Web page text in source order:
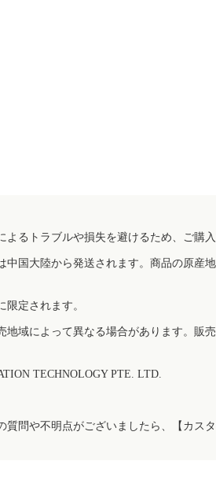
るトラブルや損失を避けるため、ご購
国大陸から発送されます。商品の原産
定されます。
域によって異なる場合があります。販
TECHNOLOGY PTE. LTD.
問や不明点がございましたら、【カス